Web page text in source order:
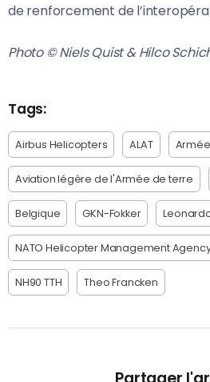
de renforcement de
Photo © Niels Quist & Hilco
Tags:
Airbus Helicopters ALAT
Aviation légère de l'Armée de terre
Belgique GKN-Fokker
NATO Helicopter Management
NH90 TTH Theo Francken